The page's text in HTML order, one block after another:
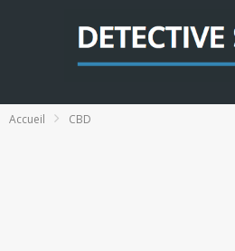
Accueil CBD